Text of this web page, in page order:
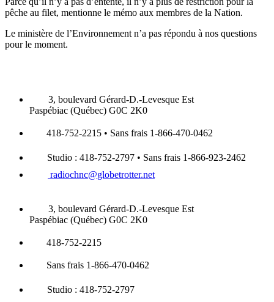
pêche au filet, mentionne le mémo aux membres de la Nation.
Le ministère de l’Environnement n’a pas répondu à nos questions
pour le moment.
3, boulevard Gérard-D.-Levesque Est
Paspébiac (Québec) G0C 2K0
418-752-2215 • Sans frais 1-866-470-0462
Studio : 418-752-2797 • Sans frais 1-866-923-2462
radiochnc@globetrotter.net
3, boulevard Gérard-D.-Levesque Est
Paspébiac (Québec) G0C 2K0
418-752-2215
Sans frais 1-866-470-0462
Studio : 418-752-2797